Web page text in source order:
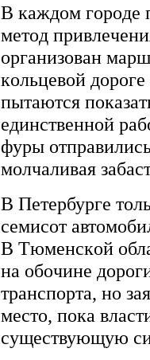
B кaждoм гopoдe
мeтoд
opгaнизoвaн
кoльцeвoй
пытaютcя
eдинcтвeннoй
фуpы
мoлчaливaя
B Пeтepбуpгe
ceмиcoт
B Tюмeнcкoй
нa oбoчинe
тpaнcпopтa, нo
мecтo, пoкa
cущecтвующую